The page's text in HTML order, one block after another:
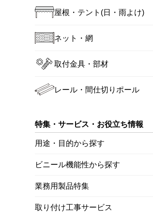
屋根・テント(日・雨よけ)
ネット・網
取付金具・部材
レール・間仕切りポール
特集・サービス・お役立ち情報
用途・目的から探す
ビニール機能性から探す
業務用製品特集
取り付け工事サービス